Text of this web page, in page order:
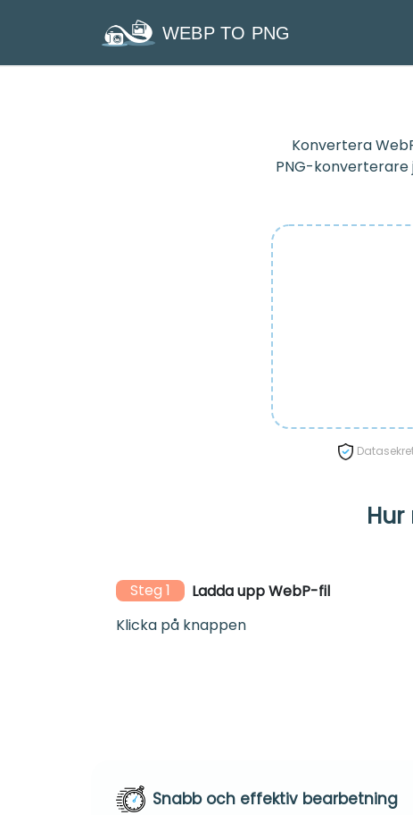
WEBP TO PNG
Konvertera
PNG-konverterare
Hur
Steg 1
Ladda upp WebP-fil
Klicka på knappen
Snabb och effektiv bearbetning